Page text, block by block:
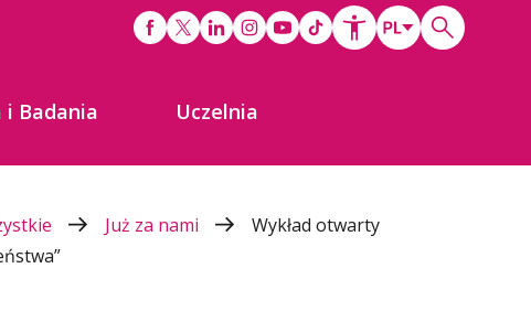
i Badania Uczelnia
Już za nami
Wykład otwarty